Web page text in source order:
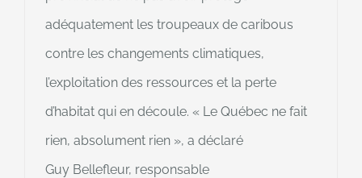
adéquatement les troupeaux de caribous
contre les changements climatiques,
l’exploitation des ressources et la perte
d’habitat qui en découle. « Le Québec ne fait
rien, absolument rien », a déclaré
Guy Bellefleur, responsable